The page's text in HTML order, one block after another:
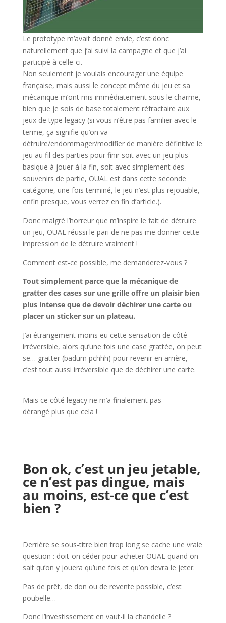
Le prototype m’avait donné envie, c’est donc
naturellement que j’ai suivi la campagne et que j’ai
participé à celle-ci.
Non seulement je voulais encourager une équipe
française, mais aussi le concept même du jeu et sa
mécanique m’ont mis immédiatement sous le charme,
bien que je sois de base totalement réfractaire aux
jeux de type legacy (si vous n’être pas familier avec le
terme, ça signifie qu’on va
détruire/endommager/modifier de manière définitive le
jeu au fil des parties pour finir soit avec un jeu plus
basique à jouer à la fin, soit avec simplement des
souvenirs de partie, OUAL est dans cette seconde
catégorie, une fois terminé, le jeu n’est plus rejouable,
enfin presque, vous verrez en fin d’article.).
Donc malgré l’horreur que m’inspire le fait de détruire
un jeu, OUAL réussi le pari de ne pas me donner cette
impression de le détruire vraiment !
Comment est-ce possible, me demanderez-vous ?
Tout simplement parce que la mécanique de
gratter des cases sur une grille offre un plaisir bien
plus intense que de devoir déchirer une carte ou
placer un sticker sur un plateau.
J’ai étrangement moins eu cette sensation de côté
irréversible, alors qu’une fois une case grattée, on peut
se… gratter (badum pchhh) pour revenir en arrière,
c’est tout aussi irréversible que de déchirer une carte.
Mais ce côté legacy ne m’a finalement pas
dérangé plus que cela !
Bon ok, c’est un jeu jetable,
ce n’est pas dingue, mais
au moins, est-ce que c’est
bien ?
Derrière se sous-titre bien trop long se cache une vraie
question : doit-on céder pour acheter OUAL quand on
sait qu’on y jouera qu’une fois et qu’on devra le jeter.
Pas de prêt, de don ou de revente possible, c’est
poubelle…
Donc l’investissement en vaut-il la chandelle ?